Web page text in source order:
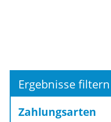
Ergebnisse filtern
Zahlungsarten